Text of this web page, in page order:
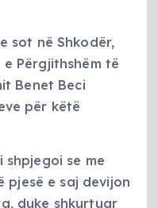
sot në Shkodër,
Përgjithshëm të
Benet Beci
për këtë
shpjegoi se me
pjesë e saj devijon
duke shkurtuar